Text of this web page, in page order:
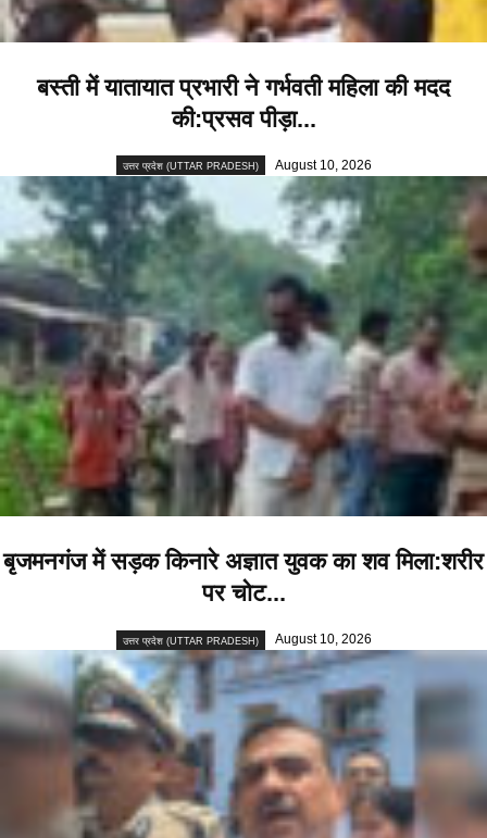
बस्ती में यातायात प्रभारी ने गर्भवती महिला की मदद
की:प्रसव पीड़ा...
उत्तर प्रदेश (UTTAR PRADESH) August 10, 2026
बृजमनगंज में सड़क किनारे अज्ञात युवक का शव मिला:शरीर
पर चोट...
उत्तर प्रदेश (UTTAR PRADESH) August 10, 2026